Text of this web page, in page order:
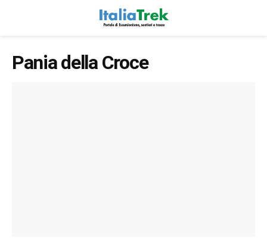
Pania della Croce